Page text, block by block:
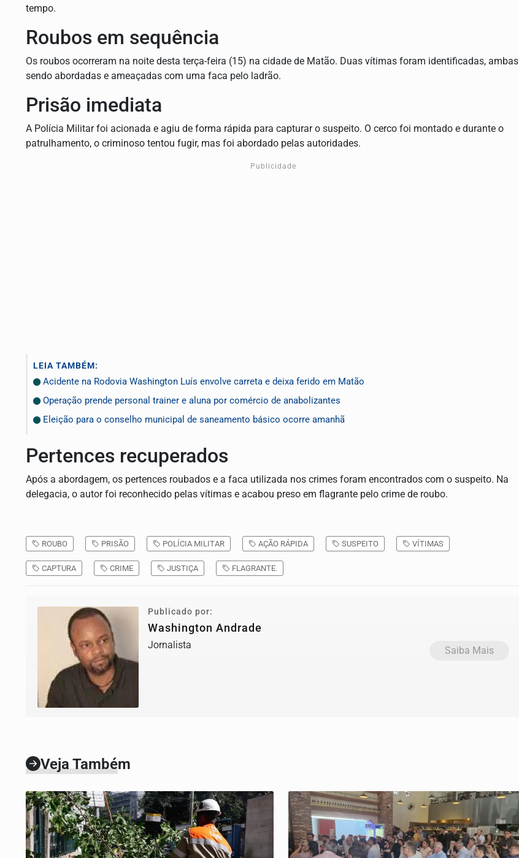
tempo.
Roubos em sequência
Os roubos ocorreram na noite desta terça-feira (15) na cidade de Matão. Duas vítimas foram identificadas, ambas
sendo abordadas e ameaçadas com uma faca pelo ladrão.
Prisão imediata
A Polícia Militar foi acionada e agiu de forma rápida para capturar o suspeito. O cerco foi montado e durante o
patrulhamento, o criminoso tentou fugir, mas foi abordado pelas autoridades.
Publicidade
LEIA TAMBÉM:
Acidente na Rodovia Washington Luís envolve carreta e deixa ferido em Matão
Operação prende personal trainer e aluna por comércio de anabolizantes
Eleição para o conselho municipal de saneamento básico ocorre amanhã
Pertences recuperados
Após a abordagem, os pertences roubados e a faca utilizada nos crimes foram encontrados com o suspeito. Na
delegacia, o autor foi reconhecido pelas vítimas e acabou preso em flagrante pelo crime de roubo.
ROUBO PRISÃO POLÍCIA MILITAR AÇÃO RÁPIDA SUSPEITO VÍTIMAS
CAPTURA CRIME JUSTIÇA FLAGRANTE.
Publicado por:
Washington Andrade
Jornalista Saiba Mais
Veja Também